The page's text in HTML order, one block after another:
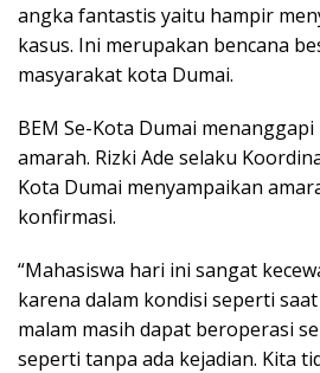
angka fantastis yaitu hampir
kasus. Ini merupakan bencana
masyarakat kota Dumai.
BEM Se-Kota Dumai
amarah. Rizki Ade selaku
Kota Dumai menyampaikan
konfirmasi.
“Mahasiswa hari ini sangat
karena dalam kondisi seperti
malam masih dapat beroperasi
seperti tanpa ada kejadian. Kita